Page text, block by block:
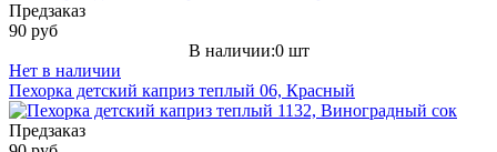
Предзаказ
90 руб
В наличии:0 шт
Нет в наличии
Пехорка детский каприз теплый 06, Красный
Предзаказ